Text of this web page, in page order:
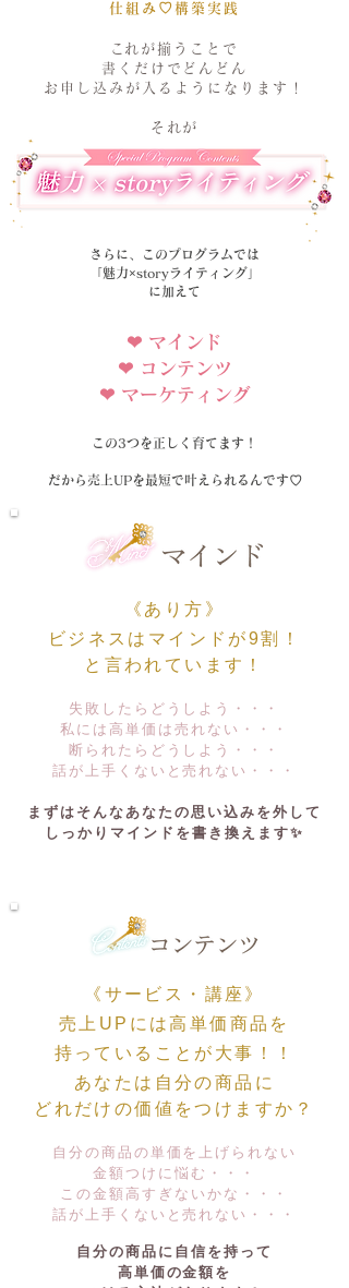
仕組み♡構築実践
​これが揃うことで
書くだけでどんどん
お申し込みが入るようになります！
それが
さらに、​このプログラムでは
「​魅力×storyライティング」
に加えて
❤︎ マインド
❤︎ コンテンツ
❤︎ マーケティング
この3つを正しく育てます！
だから売上UPを最短で叶えられるんです♡
《あり方》
ビジネスはマインドが9割！
と言われています！
失敗したらどうしよう・・・
私には高単価は売れない・・・
断られたらどうしよう・・・
​話が上手くないと売れない・・・
まずはそんなあなたの思い込みを外して
しっかりマインドを書き換えます✨
《サービス・講座》
売上UPには高単価商品を
持っていることが大事！！
あなたは自分の商品に
どれだけの価値をつけますか？
自分の商品の単価を上げられない
金額つけに悩む・・・
この金額高すぎないかな・・・
​話が上手くないと売れない・・・
自分の商品に自信を持って
高単価の金額を